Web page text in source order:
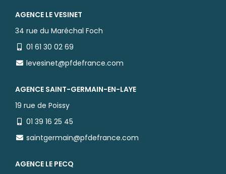
AGENCE LE VESINET
34 rue du Maréchal Foch
01 61 30 02 69
levesinet@pfdefrance.com
AGENCE SAINT-GERMAIN-EN-LAYE
19 rue de Poissy
01 39 16 25 45
saintgermain@pfdefrance.com
AGENCE LE PECQ